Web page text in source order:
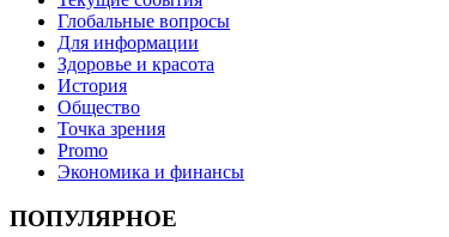
Глобальные вопросы
Для информации
Здоровье и красота
История
Общество
Точка зрения
Promo
Экономика и финансы
ПОПУЛЯРНОЕ